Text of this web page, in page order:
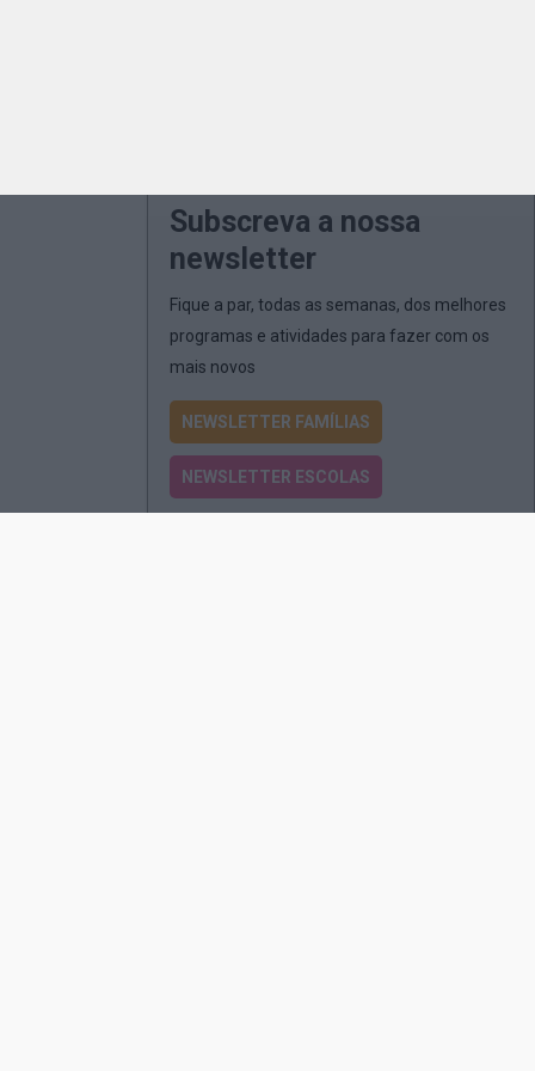
Subscreva a nossa
newsletter
Fique a par, todas as semanas, dos melhores
programas e atividades para fazer com os
mais novos
NEWSLETTER FAMÍLIAS
NEWSLETTER ESCOLAS